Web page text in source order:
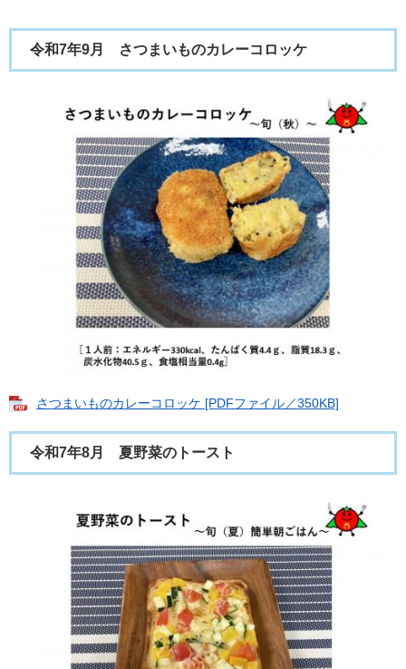
令和7年9月 さつまいものカレーコロッケ
さつまいものカレーコロッケ [PDFファイル／350KB]
令和7年8月 夏野菜のトースト